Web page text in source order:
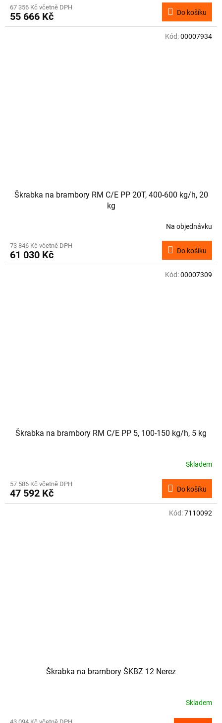
67 356 Kč včetně DPH
55 666 Kč Do košíku
Škrabka na brambory RM C/E PP 20T, 400-600 kg/h, 20
kg
Na objednávku
73 846 Kč včetně DPH
61 030 Kč Do košíku
Kód:00007934
Škrabka na brambory RM C/E PP 5, 100-150 kg/h, 5 kg
Skladem
57 586 Kč včetně DPH
47 592 Kč Do košíku
Kód:00007309
Škrabka na brambory ŠKBZ 12 Nerez
Skladem
Kód:7110092